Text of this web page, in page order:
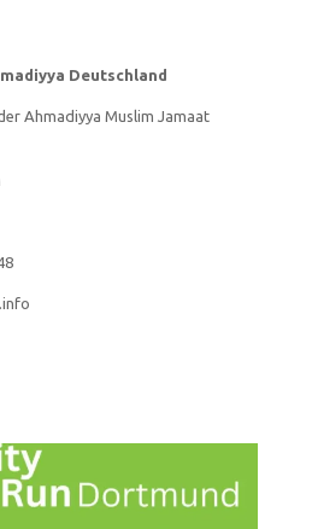
Deutschland
Ahmadiyya Muslim Jamaat